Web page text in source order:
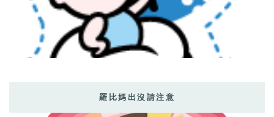
羅比媽出沒請注意